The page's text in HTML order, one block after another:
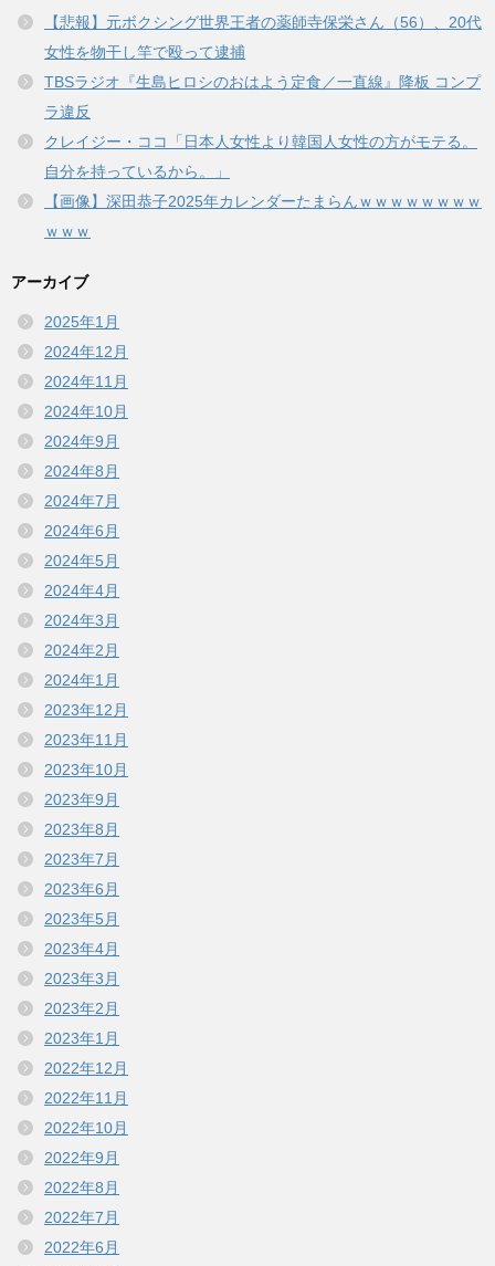
【悲報】元ボクシング世界王者の薬師寺保栄さん（56）、20代
女性を物干し竿で殴って逮捕
TBSラジオ『生島ヒロシのおはよう定食／一直線』降板 コンプ
ラ違反
クレイジー・ココ「日本人女性より韓国人女性の方がモテる。
自分を持っているから。」
【画像】深田恭子2025年カレンダーたまらんｗｗｗｗｗｗｗｗ
ｗｗｗ
アーカイブ
2025年1月
2024年12月
2024年11月
2024年10月
2024年9月
2024年8月
2024年7月
2024年6月
2024年5月
2024年4月
2024年3月
2024年2月
2024年1月
2023年12月
2023年11月
2023年10月
2023年9月
2023年8月
2023年7月
2023年6月
2023年5月
2023年4月
2023年3月
2023年2月
2023年1月
2022年12月
2022年11月
2022年10月
2022年9月
2022年8月
2022年7月
2022年6月